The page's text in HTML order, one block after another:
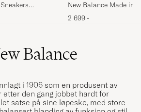
New Balance Made in
USA 992 Sneakers Grey
2 699,-
Balance
i 1906 som en produsent av
etter den gang jobbet hardt for
satse på sine løpesko, med store